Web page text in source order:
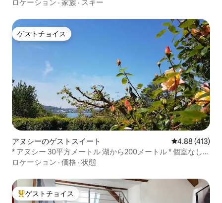
ロケーション · 家族 · スキー
ゲストチョイス
ゲストチョイス
アヌシーのゲストスイート レビュー413
4.88 (413)
* アヌシー 30平方メートル 湖から200メートル * 個室なしの
家の中
ロケーション · 価格 · 状態
大好評のゲストチョイスです。
ゲストチョイス